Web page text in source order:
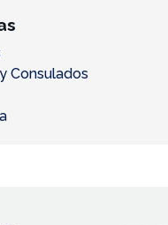
Consulados